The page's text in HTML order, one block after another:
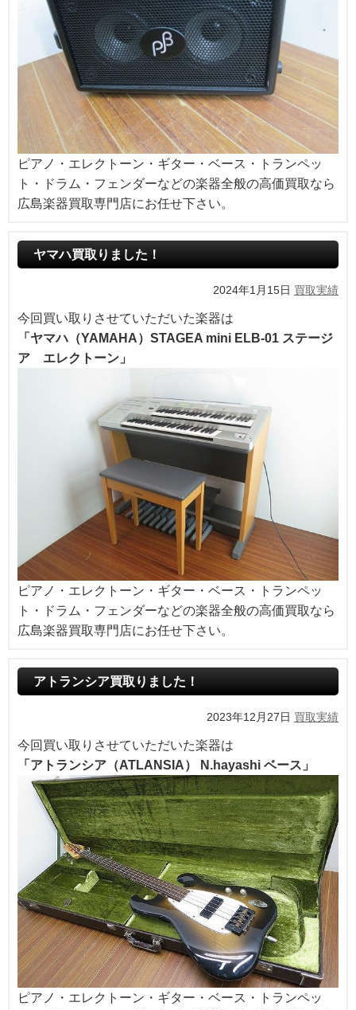
ピアノ・エレクトーン・ギター・ベース・トランペッ
ト・ドラム・フェンダーなどの楽器全般の高価買取なら
広島楽器買取専門店にお任せ下さい。
ヤマハ買取りました！
2024年1月15日 買取実績
今回買い取りさせていただいた楽器は
「ヤマハ（YAMAHA）STAGEA mini ELB-01 ステージ
ア エレクトーン」
ピアノ・エレクトーン・ギター・ベース・トランペッ
ト・ドラム・フェンダーなどの楽器全般の高価買取なら
広島楽器買取専門店にお任せ下さい。
アトランシア買取りました！
2023年12月27日 買取実績
今回買い取りさせていただいた楽器は
「アトランシア（ATLANSIA） N.hayashi ベース」
ピアノ・エレクトーン・ギター・ベース・トランペッ